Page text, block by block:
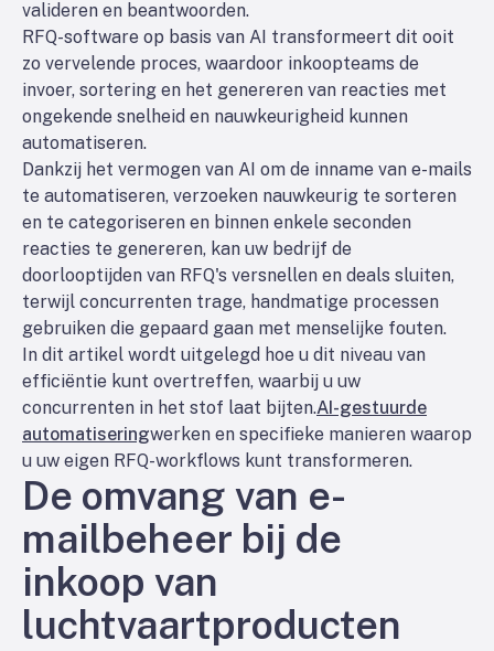
valideren en beantwoorden.
RFQ-software op basis van AI transformeert dit ooit
zo vervelende proces, waardoor inkoopteams de
invoer, sortering en het genereren van reacties met
ongekende snelheid en nauwkeurigheid kunnen
automatiseren.
Dankzij het vermogen van AI om de inname van e-mails
te automatiseren, verzoeken nauwkeurig te sorteren
en te categoriseren en binnen enkele seconden
reacties te genereren, kan uw bedrijf de
doorlooptijden van RFQ's versnellen en deals sluiten,
terwijl concurrenten trage, handmatige processen
gebruiken die gepaard gaan met menselijke fouten.
In dit artikel wordt uitgelegd hoe u dit niveau van
efficiëntie kunt overtreffen, waarbij u uw
concurrenten in het stof laat bijten.AI-gestuurde
automatiseringwerken en specifieke manieren waarop
u uw eigen RFQ-workflows kunt transformeren.
De omvang van e-
mailbeheer bij de
inkoop van
luchtvaartproducten